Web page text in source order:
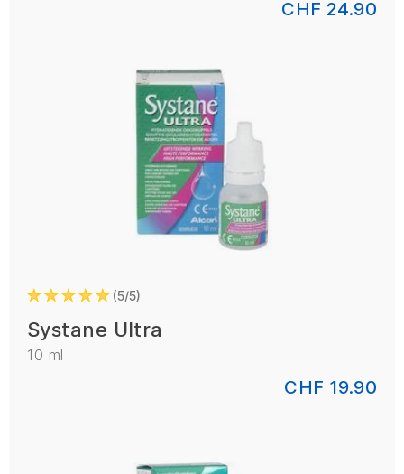
CHF 24.90
5/5
Systane Ultra
10 ml
CHF 19.90